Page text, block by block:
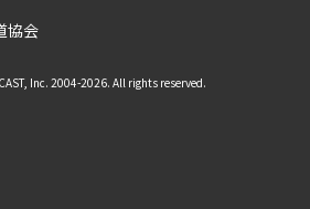
協会
Inc. 2004-2026. All rights reserved.